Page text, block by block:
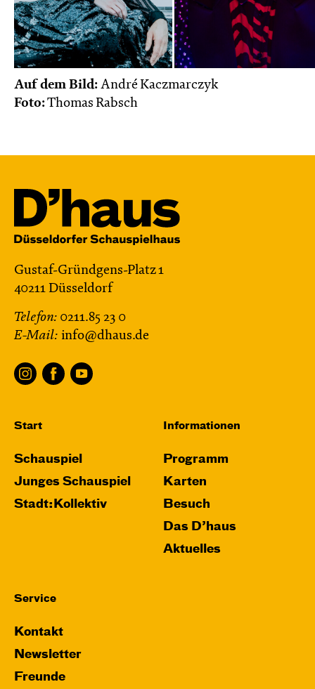
Auf dem Bild: André Kaczmarczyk
Foto:Thomas Rabsch
Gustaf-Gründgens-Platz 1
40211 Düsseldorf
Telefon: 0211.85 23 0
E-Mail: info@dhaus.de
Start
Schauspiel
Junges Schauspiel
Stadt:Kollektiv
Informationen
Programm
Karten
Besuch
Das D’haus
Aktuelles
Service
Kontakt
Newsletter
Freunde